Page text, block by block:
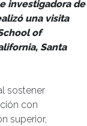
investigadora de
una visita
of
Santa
sostener
con
superior,